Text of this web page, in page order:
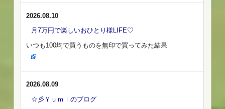
2026.08.10
月7万円で楽しいおひとり様LIFE♡
いつも100均で買うものを無印で買ってみた結果
2026.08.09
☆彡Ｙｕｍｉのブログ